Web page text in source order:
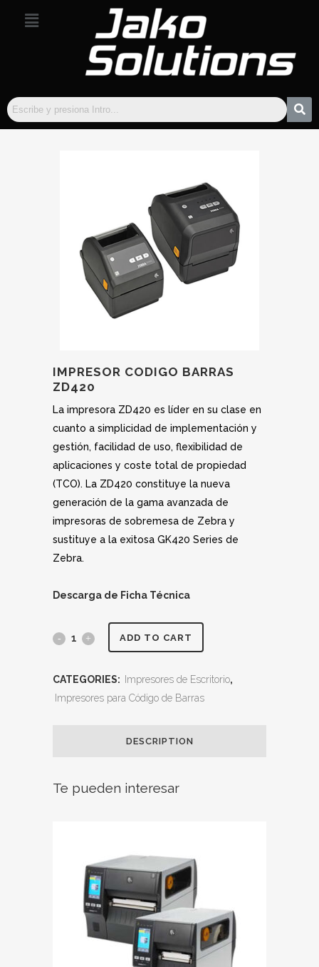
IMPRESOR CODIGO BARRAS
ZD420
La impresora ZD420 es líder en su clase en
cuanto a simplicidad de implementación y
gestión, facilidad de uso, flexibilidad de
aplicaciones y coste total de propiedad
(TCO). La ZD420 constituye la nueva
generación de la gama avanzada de
impresoras de sobremesa de Zebra y
sustituye a la exitosa GK420 Series de
Zebra.
Descarga de Ficha Técnica
ADD TO CART
CATEGORIES: Impresores de Escritorio,
Impresores para Código de Barras
DESCRIPTION
Te pueden interesar